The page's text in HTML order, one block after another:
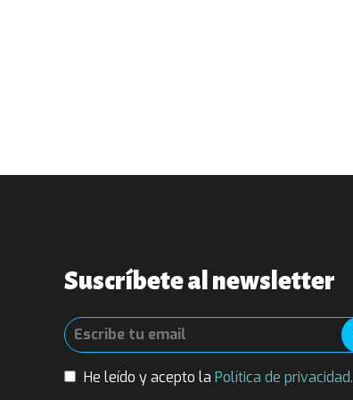
Suscríbete al newsletter
He leído y acepto la Política de privacidad.